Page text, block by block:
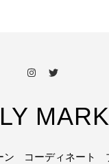
ン コーディネート